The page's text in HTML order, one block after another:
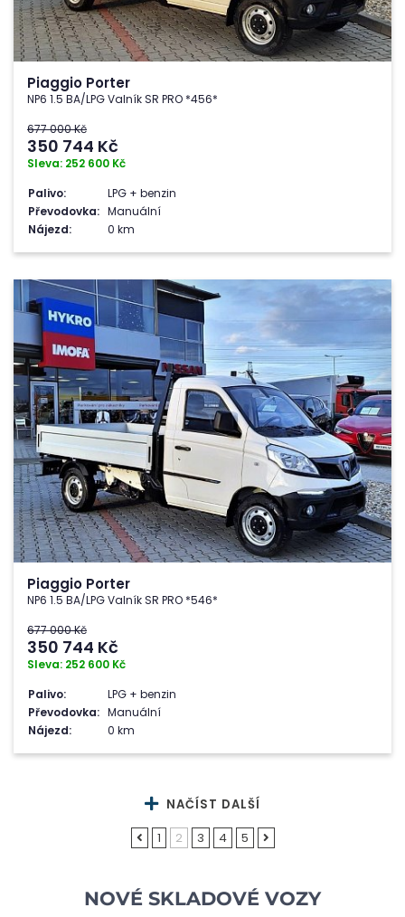
Piaggio Porter
NP6 1.5 BA/LPG Valník SR PRO *456*
677 000 Kč
350 744 Kč
Sleva: 252 600 Kč
Palivo:
LPG + benzin
Převodovka: Manuální
Nájezd:
0 km
Piaggio Porter
NP6 1.5 BA/LPG Valník SR PRO *546*
677 000 Kč
350 744 Kč
Sleva: 252 600 Kč
Palivo:
LPG + benzin
Převodovka: Manuální
Nájezd:
0 km
NAČÍST DALŠÍ
1
2 3 4 5
NOVÉ SKLADOVÉ VOZY